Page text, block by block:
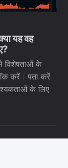
यह वह
विशेषताओं के
करें। पता करें
के लिए